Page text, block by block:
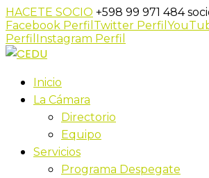
HACETE SOCIO +598 99 971 484
Facebook Perfil Twitter Perfil
Perfil Instagram Perfil
Inicio
La Cámara
Directorio
Equipo
Servicios
Programa Despegate